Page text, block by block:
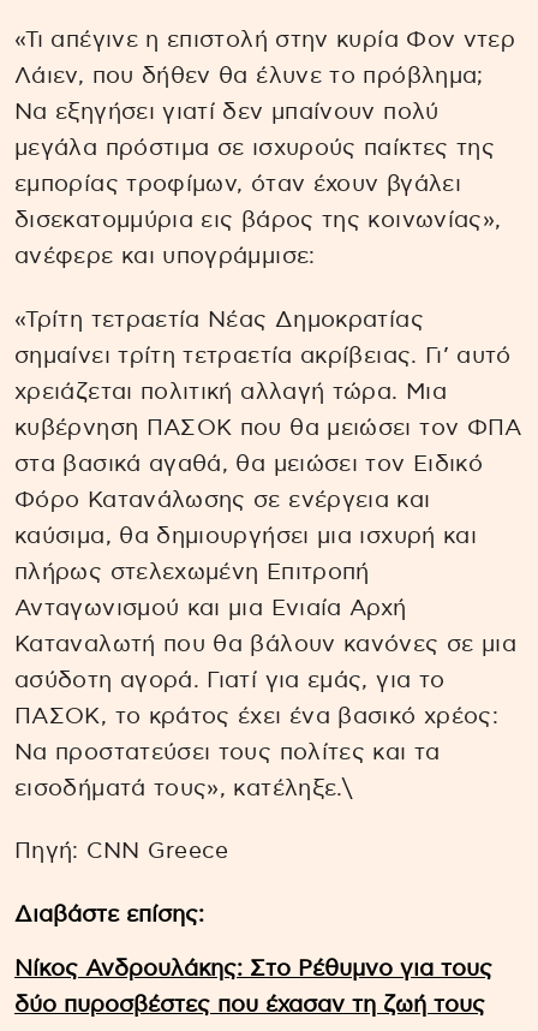
«Τι απέγινε η επιστολή στην κυρία Φον ντερ
Λάιεν, που δήθεν θα έλυνε το πρόβλημα;
Να εξηγήσει γιατί δεν μπαίνουν πολύ
μεγάλα πρόστιμα σε ισχυρούς παίκτες της
εμπορίας τροφίμων, όταν έχουν βγάλει
δισεκατομμύρια εις βάρος της κοινωνίας»,
ανέφερε και υπογράμμισε:
«Τρίτη τετραετία Νέας Δημοκρατίας
σημαίνει τρίτη τετραετία ακρίβειας. Γι’ αυτό
χρειάζεται πολιτική αλλαγή τώρα. Μια
κυβέρνηση ΠΑΣΟΚ που θα μειώσει τον ΦΠΑ
στα βασικά αγαθά, θα μειώσει τον Ειδικό
Φόρο Κατανάλωσης σε ενέργεια και
καύσιμα, θα δημιουργήσει μια ισχυρή και
πλήρως στελεχωμένη Επιτροπή
Ανταγωνισμού και μια Ενιαία Αρχή
Καταναλωτή που θα βάλουν κανόνες σε μια
ασύδοτη αγορά. Γιατί για εμάς, για το
ΠΑΣΟΚ, το κράτος έχει ένα βασικό χρέος:
Να προστατεύσει τους πολίτες και τα
εισοδήματά τους», κατέληξε.\
Πηγή: CNN Greece
Διαβάστε επίσης:
Νίκος Ανδρουλάκης: Στο Ρέθυμνο για τους
δύο πυροσβέστες που έχασαν τη ζωή τους